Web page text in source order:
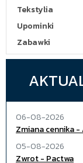
Tekstylia
Upominki
Zabawki
06-08-2026
Zmiana cennika
05-08-2026
Zwrot - Pactwa